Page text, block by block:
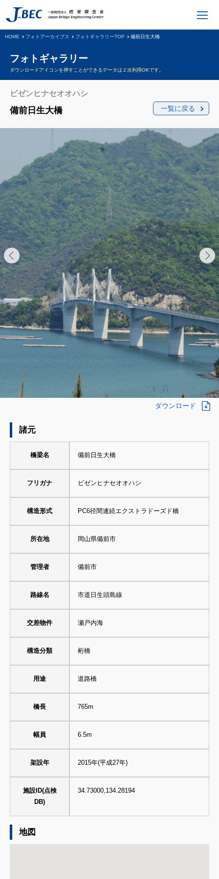
HOME フォトアーカイブス フォトギャラリーTOP 備前日生大橋
フォトギャラリー
ダウンロードアイコンを押すことができるデータは２次利用OKです。
一覧に戻る
ビゼンヒナセオオハシ
備前日生大橋
ダウンロード
諸元
橋梁名 備前日生大橋
フリガナ ビゼンヒナセオオハシ
構造形式 PC6径間連続エクストラドーズド橋
所在地 岡山県備前市
管理者 備前市
路線名 市道日生頭島線
交差物件 瀬戸内海
構造分類 桁橋
用途 道路橋
橋長 765m
幅員 6.5m
架設年 2015年(平成27年)
施設ID(点検
DB)
34.73000,134.28194
地図